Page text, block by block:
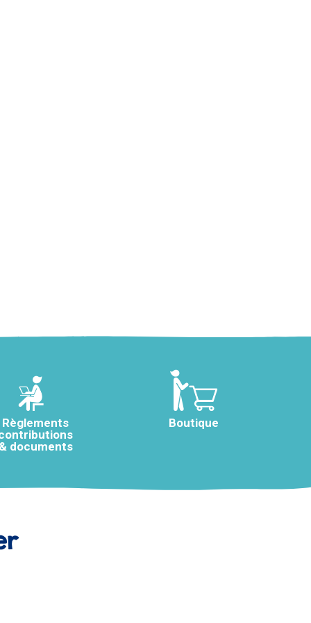
Règlements
documents
Boutique